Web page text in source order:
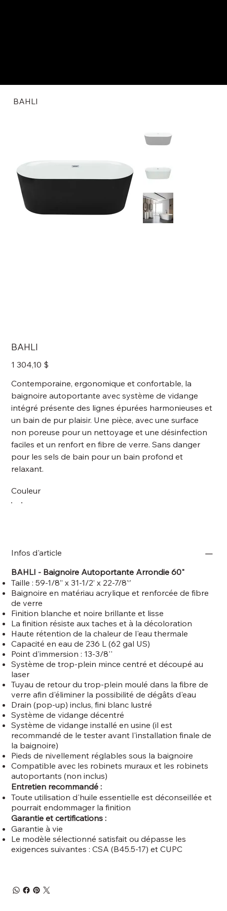
BAHLI
BAHLI
Prix
1 304,10 $
Contemporaine, ergonomique et confortable, la
baignoire autoportante avec système de vidange
intégré présente des lignes épurées harmonieuses et
un bain de pur plaisir. Une pièce, avec une surface
non poreuse pour un nettoyage et une désinfection
faciles et un renfort en fibre de verre. Sans danger
pour les sels de bain pour un bain profond et
relaxant.
Couleur
Infos d'article
BAHLI - Baignoire Autoportante Arrondie 60"
Taille : 59-1/8’’ x 31-1/2’ x 22-7/8’‘’
Baignoire en matériau acrylique et renforcée de fibre
de verre
Finition blanche et noire brillante et lisse
La finition résiste aux taches et à la décoloration
Haute rétention de la chaleur de l'eau thermale
Capacité en eau de 236 L (62 gal US)
Point d'immersion : 13-3/8''
Système de trop-plein mince centré et découpé au
laser
Tuyau de retour du trop-plein moulé dans la fibre de
verre afin d'éliminer la possibilité de dégâts d'eau
Drain (pop-up) inclus, fini blanc lustré
Système de vidange décentré
Système de vidange installé en usine (il est
recommandé de le tester avant l'installation finale de
la baignoire)
Pieds de nivellement réglables sous la baignoire
Compatible avec les robinets muraux et les robinets
autoportants (non inclus)
Entretien recommandé :
Toute utilisation d'huile essentielle est déconseillée et
pourrait endommager la finition
Garantie et certifications :
Garantie à vie
Le modèle sélectionné satisfait ou dépasse les
exigences suivantes : CSA (B45.5-17) et CUPC